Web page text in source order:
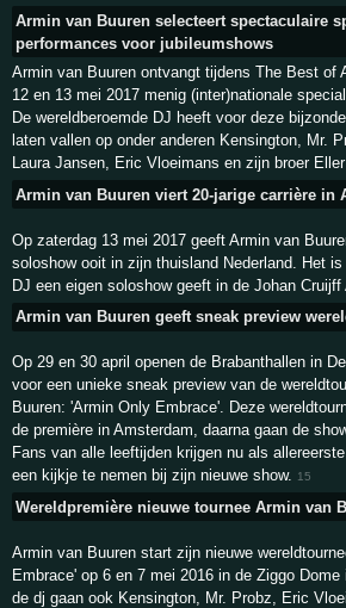
Armin van Buuren selecteert spectaculaire
performances voor jubileumshows
Armin van Buuren ontvangt tijdens The Best of
12 en 13 mei 2017 menig (inter)nationale
De wereldberoemde DJ heeft voor deze
laten vallen op onder anderen Kensington, Mr.
Laura Jansen, Eric Vloeimans en zijn broer
Armin van Buuren viert 20-jarige carrière in
Op zaterdag 13 mei 2017 geeft Armin van
soloshow ooit in zijn thuisland Nederland. Het
DJ een eigen soloshow geeft in de Johan Cruijff
Armin van Buuren geeft sneak preview
Op 29 en 30 april openen de Brabanthallen in
voor een unieke sneak preview van de
Buuren: 'Armin Only Embrace'. Deze
de première in Amsterdam, daarna gaan de
Fans van alle leeftijden krijgen nu als
een kijkje te nemen bij zijn nieuwe show. 15
Wereldpremière nieuwe tournee Armin van
Armin van Buuren start zijn nieuwe
Embrace' op 6 en 7 mei 2016 in de Ziggo
de dj gaan ook Kensington, Mr. Probz, Eric